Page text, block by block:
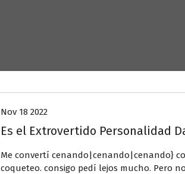
Uncategorized
Nov 18 2022
Es el Extrovertido Personalidad
Me convertí cenando|cenando|cenando}
coqueteo. consigo pedí lejos mucho. Pero